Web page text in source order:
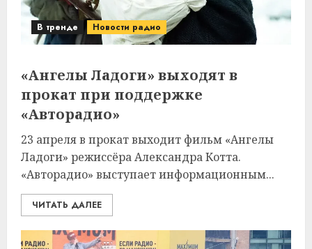
В тренде Новости радио
«Ангелы Ладоги» выходят в
прокат при поддержке
«Авторадио»
23 апреля в прокат выходит фильм «Ангелы
Ладоги» режиссёра Александра Котта.
«Авторадио» выступает информационным...
ЧИТАТЬ ДАЛЕЕ